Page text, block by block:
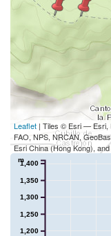
Leaflet | Tiles © Esri — Esri,
FAO, NPS, NRCAN,
Esri China (Hong Kong),
1,200
1,250
1,300
1,350
1,400
m